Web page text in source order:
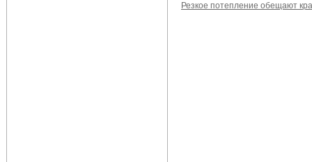
Резкое потепление обещают